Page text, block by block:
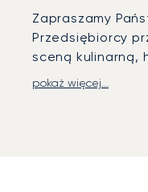
Zapraszamy
Przedsiębiorcy
sceną kulinarną,
LunaJets
pokaż więcej...